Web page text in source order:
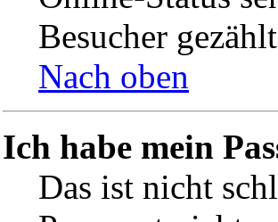
Besucher
Nach oben
Ich habe mein
Das ist nicht